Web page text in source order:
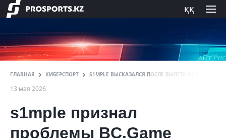
ққ
ГЛАВНАЯ КИБЕРСПОРТ S1MPLE ВЫСКАЗАЛСЯ ПОСЛЕ ВЫЛЕТА BC.GAME С IEM
13 мая 2026
s1mple признал
проблемы BC.Game